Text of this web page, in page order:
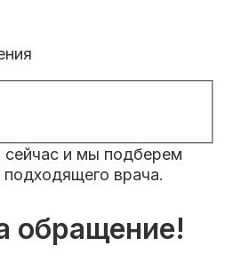
и мы подберем
врача.
обращение!